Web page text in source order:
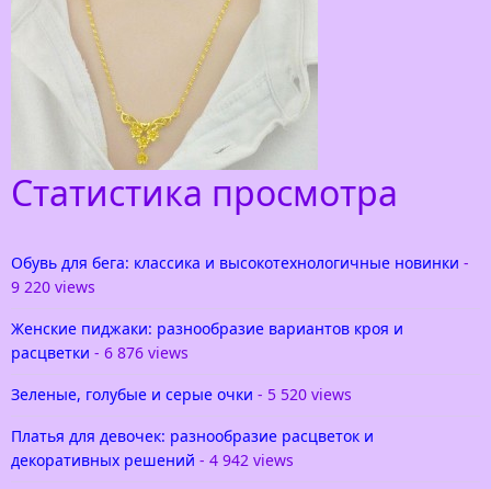
Белье Jolidon
Позвольте представить вам исключительно
интересную коллекцию белье jolidon 2015. Вы
часто слышите про какой-то товар — Лучший
выбор для девушки! Однако
Золотая цепочка для девушки
это золотая цепочка. Объяснение простое, это
наиболее доступное
Статистика просмотра
Обувь для бега: классика и высокотехнологичные новинки -
9 220 views
Женские пиджаки: разнообразие вариантов кроя и
расцветки - 6 876 views
Зеленые, голубые и серые очки - 5 520 views
Платья для девочек: разнообразие расцветок и
декоративных решений - 4 942 views